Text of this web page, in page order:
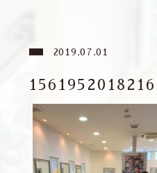
2019.07.01
1561952018216